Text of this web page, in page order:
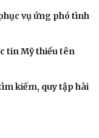
vụ ứng phó tình
tin Mỹ thiếu tên
kiếm, quy tập hài